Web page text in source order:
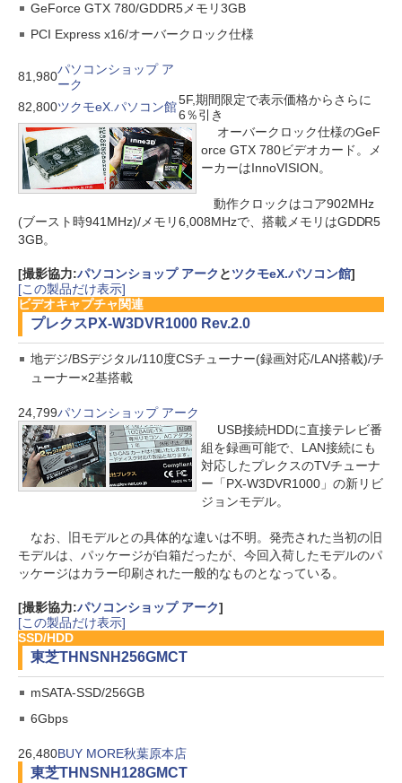
GeForce GTX 780/GDDR5メモリ3GB
PCI Express x16/オーバークロック仕様
81,980パソコンショップ ア
ーク
82,800ツクモeX.パソコン館5F,期間限定で表示価格からさらに
6％引き
オーバークロック仕様のGeF
orce GTX 780ビデオカード。メ
ーカーはInnoVISION。
動作クロックはコア902MHz
(ブースト時941MHz)/メモリ6,008MHzで、搭載メモリはGDDR5
3GB。
[撮影協力:パソコンショップ アーク とツクモeX.パソコン館]
[この製品だけ表示]
ビデオキャプチャ関連
プレクス PX-W3DVR1000 Rev.2.0
地デジ/BSデジタル/110度CSチューナー(録画対応/LAN搭載)/チ
ューナー×2基搭載
24,799パソコンショップ アーク
USB接続HDDに直接テレビ番
組を録画可能で、LAN接続にも
対応したプレクスのTVチューナ
ー「PX-W3DVR1000」の新リビ
ジョンモデル。
なお、旧モデルとの具体的な違いは不明。発売された当初の旧
モデルは、パッケージが白箱だったが、今回入荷したモデルのパ
ッケージはカラー印刷された一般的なものとなっている。
[撮影協力:パソコンショップ アーク]
[この製品だけ表示]
SSD/HDD
東芝THNSNH256GMCT
mSATA-SSD/256GB
6Gbps
26,480BUY MORE秋葉原本店
東芝THNSNH128GMCT